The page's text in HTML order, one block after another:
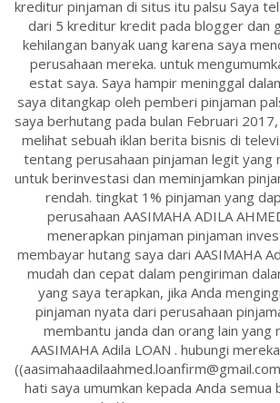
kreditur pinjaman di situs itu palsu Saya
dari 5 kreditur kredit pada blogger dan
kehilangan banyak uang karena saya
perusahaan mereka. untuk
estat saya. Saya hampir meninggal
saya ditangkap oleh pemberi pinjaman
saya berhutang pada bulan Februari
melihat sebuah iklan berita bisnis di
tentang perusahaan pinjaman legit yang
untuk berinvestasi dan meminjamkan
rendah. tingkat 1% pinjaman yang
perusahaan AASIMAHA ADILA
menerapkan pinjaman pinjaman
membayar hutang saya dari AASIMAHA
mudah dan cepat dalam pengiriman
yang saya terapkan, jika Anda
pinjaman nyata dari perusahaan
membantu janda dan orang lain yang
AASIMAHA Adila LOAN . hubungi
hati saya umumkan kepada Anda semua